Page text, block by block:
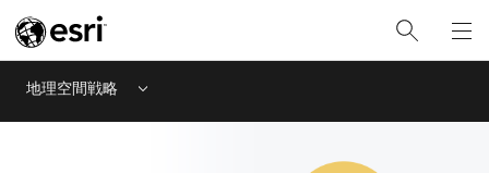
地理空間戦略 Menu